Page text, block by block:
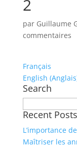
2
par Guillaume
commentaires
Français
English (Anglais
Search
Recent Posts
L’importance
Maîtriser les